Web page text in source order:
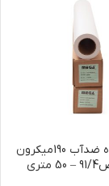
رول P.P ساده ضدآب 190میکرون